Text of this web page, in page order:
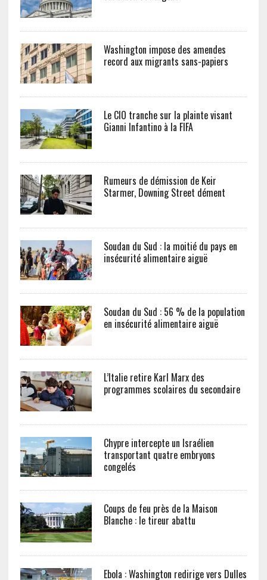
Washington impose des amendes
record aux migrants sans-papiers
Le CIO tranche sur la plainte visant
Gianni Infantino à la FIFA
Rumeurs de démission de Keir
Starmer, Downing Street dément
Soudan du Sud : la moitié du pays en
insécurité alimentaire aiguë
Soudan du Sud : 56 % de la population
en insécurité alimentaire aiguë
L’Italie retire Karl Marx des
programmes scolaires du secondaire
Chypre intercepte un Israélien
transportant quatre embryons
congelés
Coups de feu près de la Maison
Blanche : le tireur abattu
Ebola : Washington redirige vers Dulles